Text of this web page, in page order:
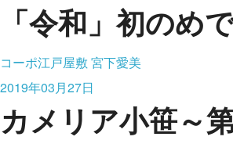
「令和」初のめ
コーポ江戸屋敷 宮下愛美
2019年03月27日
カメリア小笹～